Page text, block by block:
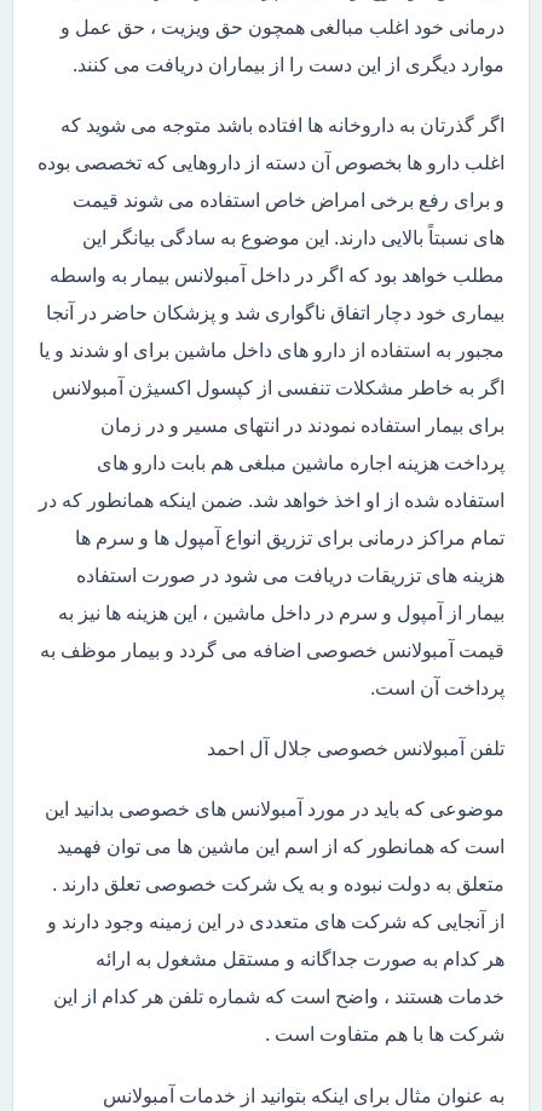
درمانی خود اغلب مبالغی همچون حق ویزیت ، حق عمل و
موارد دیگری از این دست را از بیماران دریافت می کنند.
اگر گذرتان به داروخانه ها افتاده باشد متوجه می شوید که
اغلب دارو ها بخصوص آن دسته از داروهایی که تخصصی بوده
و برای رفع برخی امراض خاص استفاده می شوند قیمت
های نسبتاً بالایی دارند. این موضوع به سادگی بیانگر این
مطلب خواهد بود که اگر در داخل آمبولانس بیمار به واسطه
بیماری خود دچار اتفاق ناگواری شد و پزشکان حاضر در آنجا
مجبور به استفاده از دارو های داخل ماشین برای او شدند و یا
اگر به خاطر مشکلات تنفسی از کپسول اکسیژن آمبولانس
برای بیمار استفاده نمودند در انتهای مسیر و در زمان
پرداخت هزینه اجاره ماشین مبلغی هم بابت دارو های
استفاده شده از او اخذ خواهد شد. ضمن اینکه همانطور که در
تمام مراکز درمانی برای تزریق انواع آمپول ها و سرم ها
هزینه های تزریقات دریافت می شود در صورت استفاده
بیمار از آمپول و سرم در داخل ماشین ، این هزینه ها نیز به
قیمت آمبولانس خصوصی اضافه می گردد و بیمار موظف به
پرداخت آن است.
تلفن آمبولانس خصوصی جلال آل احمد
موضوعی که باید در مورد آمبولانس های خصوصی بدانید این
است که همانطور که از اسم این ماشین ها می توان فهمید
متعلق به دولت نبوده و به یک شرکت خصوصی تعلق دارند .
از آنجایی که شرکت های متعددی در این زمینه وجود دارند و
هر کدام به صورت جداگانه و مستقل مشغول به ارائه
خدمات هستند ، واضح است که شماره تلفن هر کدام از این
شرکت ها با هم متفاوت است .
به عنوان مثال برای اینکه بتوانید از خدمات آمبولانس